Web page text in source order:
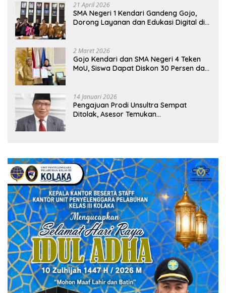
21 April 2026
SMA Negeri 1 Kendari Gandeng Gojo,
Dorong Layanan dan Edukasi Digital di
2 Maret 2026
Gojo Kendari dan SMA Negeri 4 Teken
MoU, Siswa Dapat Diskon 30 Persen dan
14 Januari 2026
Pengajuan Prodi Unsultra Sempat
Ditolak, Asesor Temukan